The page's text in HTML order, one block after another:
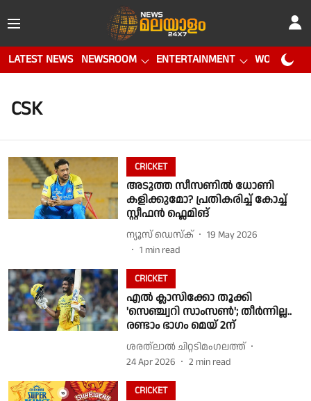
LATEST NEWS NEWSROOM ENTERTAINMENT WORLD CUP
CSK
CRICKET
അടുത്ത സീസണിൽ ധോണി
കളിക്കുമോ? പ്രതികരിച്ച് കോച്ച്
സ്റ്റീഫൻ ഫ്ലെമിങ്
ന്യൂസ് ഡെസ്ക്
19 May 2026
1 min read
CRICKET
എൽ ക്ലാസിക്കോ തൂക്കി
'സെഞ്ച്വറി സാംസൺ'; തീർന്നില്ല..
രണ്ടാം ഭാഗം മെയ് 2ന്
ശരത്‌ലാൽ ചിറ്റടിമംഗലത്ത്
24 Apr 2026
2 min read
CRICKET